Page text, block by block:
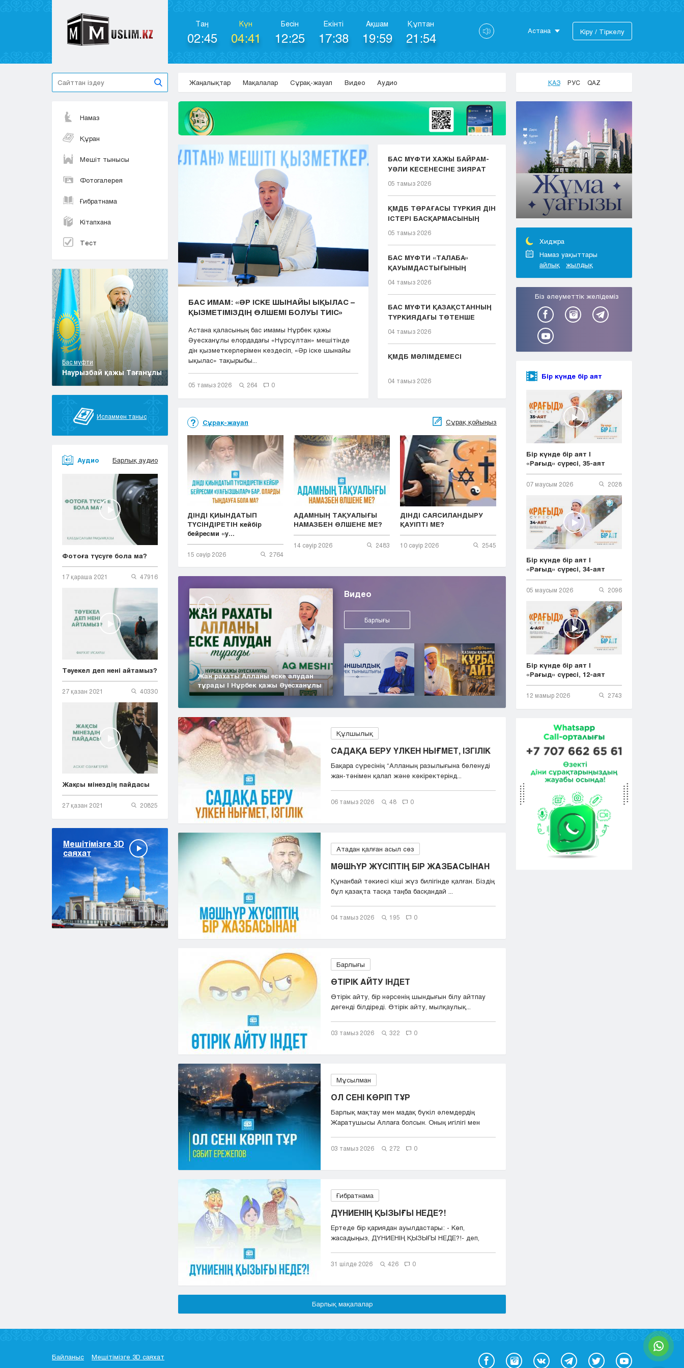
Таң
02:45
Күн
04:41
Бесін
12:25
Екінті
17:38
Ақшам
19:59
Құптан
21:54 Астана
Актобе
Караганда
Кокшетау
Костанай
Кызылорда
Павлодар
Петропавловск
Семей
Талдыкорган
Тараз
Туркестан
Уральск
Усть-Каменогорск
Шымкент
Кіру / Тіркелу
Жаңалықтар Мақалалар Сұрақ-жауап Видео Аудио ҚАЗ РУС QAZ
Намаз
Құран
Мешіт тынысы
Фотогалерея
Ғибратнама
Кітапхана
Тест
Бас муфти
Наурызбай қажы Тағанұлы
Исламмен таныс
Аудио Барлық аудио
Фотоға түсуге бола ма?
17 қараша 2021 47916
Тәуекел деп нені айтамыз?
27 қазан 2021 40330
Жақсы мінездің пайдасы
27 қазан 2021 20825
Мешітімізге 3D
саяхат
БАС ИМАМ: «ӘР ІСКЕ ШЫНАЙЫ ЫҚЫЛАС –
ҚЫЗМЕТІМІЗДІҢ ӨЛШЕМІ БОЛУЫ ТИІС»
Астана қаласының бас имамы Нұрбек қажы
Әуесханұлы елордадағы «Нұрсұлтан» мешітінде
дін қызметкерлерімен кездесіп, «Әр іске шынайы
ықылас» тақырыбы...
05 тамыз 2026 264 0
БАС МҮФТИ ХАЖЫ БАЙРАМ-
УӘЛИ КЕСЕНЕСІНЕ ЗИЯРАТ
ЖАСАДЫ
05 тамыз 2026
ҚМДБ ТӨРАҒАСЫ ТҮРКИЯ ДІН
ІСТЕРІ БАСҚАРМАСЫНЫҢ
ТӨР...
05 тамыз 2026
БАС МҮФТИ «ТАЛАБА»
ҚАУЫМДАСТЫҒЫНЫҢ
ШӘКІРТТЕРІМЕН ...
04 тамыз 2026
БАС МҮФТИ ҚАЗАҚСТАННЫҢ
ТҮРКИЯДАҒЫ ТӨТЕНШЕ
ЖӘНЕ ӨК...
04 тамыз 2026
ҚМДБ МӘЛІМДЕМЕСІ
04 тамыз 2026
Сұрақ-жауап Сұрақ қойыңыз
ДІНДІ ҚИЫНДАТЫП
ТҮСІНДІРЕТІН кейбір
бейресми «у...
15 сәуір 2026 2764
АДАМНЫҢ ТАҚУАЛЫҒЫ
НАМАЗБЕН ӨЛШЕНЕ МЕ?
14 сәуір 2026 2483
ДІНДІ САЯСИЛАНДЫРУ
ҚАУІПТІ МЕ?
10 сәуір 2026 2545
Жан рахаты Алланы еске алудан
тұрады | Нұрбек қажы Әуесханұлы
Видео
Барлығы
Құлшылық
САДАҚА БЕРУ ҮЛКЕН НЫҒМЕТ, ІЗГІЛІК
Бақара сүресінің “Aлланың разылығына бөленуді
жан-тәнімен қалап және көкіректерінд...
06 тамыз 2026 48 0
Атадан қалған асыл сөз
МӘШҺҮР ЖҮСІПТІҢ БІР ЖАЗБАСЫНАН
Құнанбай тәкиесі кіші жүз билігінде қалған. Біздің
бұл қазақта тасқа таңба басқандай ...
04 тамыз 2026 195 0
Барлығы
ӨТІРІК АЙТУ ІНДЕТ
Өтірік айту, бір нәрсенің шындығын білу айтпау
дегенді білдіреді. Өтірік айту, мылқаулық...
03 тамыз 2026 322 0
Мұсылман
ОЛ СЕНІ КӨРІП ТҰР
Барлық мақтау мен мадақ бүкіл әлемдердің
Жаратушысы Аллаға болсын. Оның игілігі мен
03 тамыз 2026 272 0
Ғибратнама
ДҮНИЕНІҢ ҚЫЗЫҒЫ НЕДЕ?!
Ертеде бір қариядан ауылдастары: - Көп,
жасадыңыз, ДҮНИЕНІҢ ҚЫЗЫҒЫ НЕДЕ?!- деп,
31 шілде 2026 426 0
Барлық мақалалар
Хиджра
Намаз уақыттары
айлық
жылдық
Біз әлеуметтік желідеміз
Бір күнде бір аят
Бір күнде бір аят |
«Рағыд» сүресі, 35-аят
07 маусым 2026 2028
Бір күнде бір аят |
«Рағыд» сүресі, 34-аят
05 маусым 2026 2096
Бір күнде бір аят |
«Рағыд» сүресі, 12-аят
12 мамыр 2026 2743
Байланыс Мешітімізге 3D саяхат